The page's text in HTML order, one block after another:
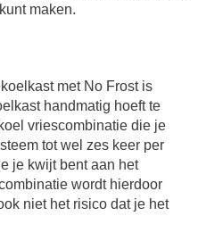
maken.
met No Frost is
handmatig hoeft te
vriescombinatie die je
tot wel zes keer per
je kwijt bent aan het
wordt hierdoor
niet het risico dat je het